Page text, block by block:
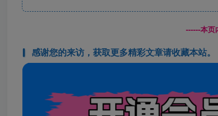
------本页
感谢您的来访，获取更多精彩文章请收藏本站。